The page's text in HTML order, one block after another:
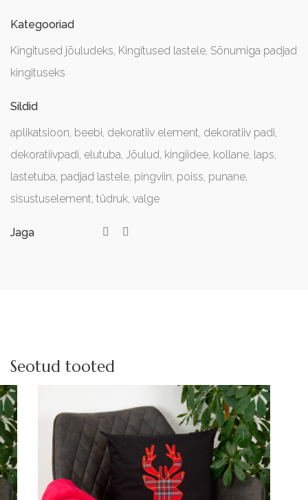
Kategooriad
Kingitused jõuludeks Kingitused lastele Sõnumiga padjad
kingituseks
Sildid
aplikatsioon beebi dekoratiiv element dekoratiiv padi
dekoratiivpadi elutuba Jõulud kingiidee kollane laps
lastetuba padjad lastele pingviin poiss punane
sisustuselement tüdruk valge
Jaga
Seotud tooted